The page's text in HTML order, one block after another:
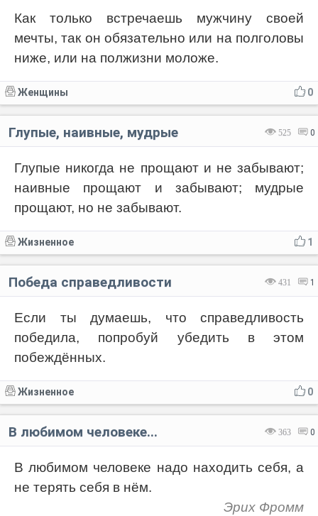
Как только встречаешь мужчину своей
мечты, так он обязательно или на полголовы
ниже, или на полжизни моложе.
0
Женщины
525 0
Глупые, наивные, мудрые
Глупые никогда не прощают и не забывают;
наивные прощают и забывают; мудрые
прощают, но не забывают.
1
Жизненное
431 1
Победа справедливости
Если ты думаешь, что справедливость
победила, попробуй убедить в этом
побеждённых.
0
Жизненное
363 0
В любимом человеке...
В любимом человеке надо находить себя, а
не терять себя в нём.
Эрих Фромм